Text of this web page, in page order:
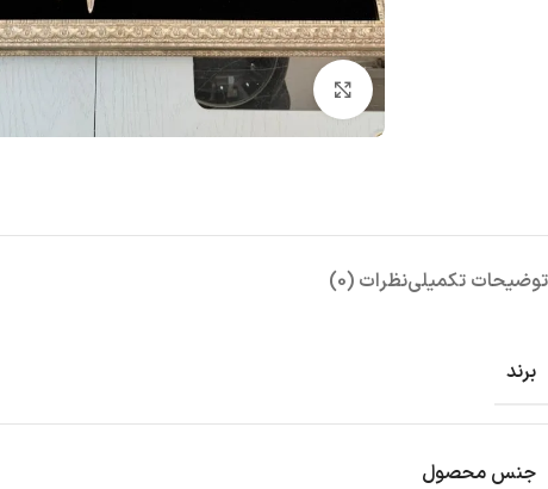
بزرگنمایی تصویر
توضیحات تکمیلینظرات (0)
برند
جنس محصول